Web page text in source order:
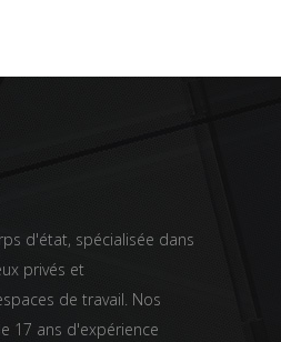
d'état, spécialisée dans
privés et
de travail. Nos
17 ans d'expérience